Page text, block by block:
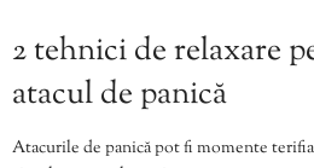
2 tehnici de relaxare
atacul de panică
Atacurile de panică pot fi momente